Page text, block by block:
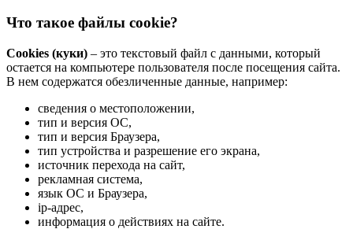
Что такое файлы cookie?
Cookies (куки) – это текстовый файл с данными, который
остается на компьютере пользователя после посещения сайта.
В нем содержатся обезличенные данные, например:
сведения о местоположении,
тип и версия ОС,
тип и версия Браузера,
тип устройства и разрешение его экрана,
источник перехода на сайт,
рекламная система,
язык ОС и Браузера,
ip-адрес,
информация о действиях на сайте.